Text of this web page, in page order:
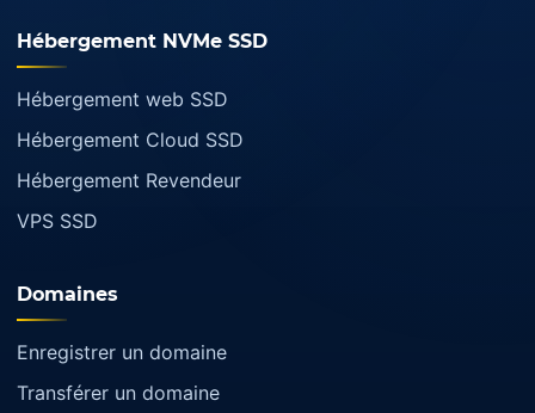
Hébergement NVMe SSD
Hébergement web SSD
Hébergement Cloud SSD
Hébergement Revendeur
VPS SSD
Domaines
Enregistrer un domaine
Transférer un domaine